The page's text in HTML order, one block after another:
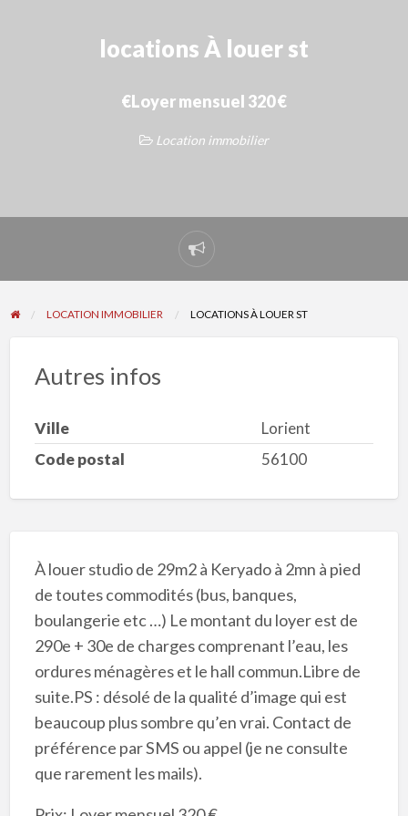
locations À louer st
€Loyer mensuel 320 €
Location immobilier
Signaler
un
problème
LOCATION IMMOBILIER LOCATIONS À LOUER ST
Autres infos
Ville
Lorient
Code postal
56100
À louer studio de 29m2 à Keryado à 2mn à pied
de toutes commodités (bus, banques,
boulangerie etc …) Le montant du loyer est de
290e + 30e de charges comprenant l’eau, les
ordures ménagères et le hall commun.Libre de
suite.PS : désolé de la qualité d’image qui est
beaucoup plus sombre qu’en vrai. Contact de
préférence par SMS ou appel (je ne consulte
que rarement les mails).